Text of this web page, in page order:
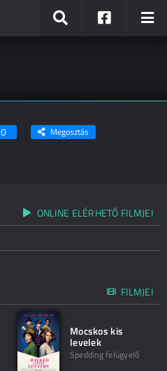
0 Megosztás
ONLINE ELÉRHETŐ FILMJEI
FILMJEI
Mocskos kis
levelek
Spedding felügyelő